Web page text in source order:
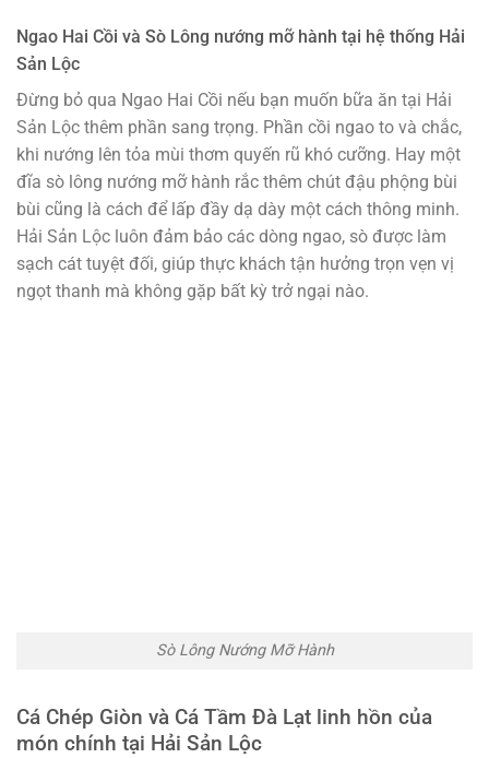
Ngao Hai Cồi và Sò Lông nướng mỡ hành tại hệ thống Hải
Sản Lộc
Đừng bỏ qua Ngao Hai Cồi nếu bạn muốn bữa ăn tại Hải
Sản Lộc thêm phần sang trọng. Phần cồi ngao to và chắc,
khi nướng lên tỏa mùi thơm quyến rũ khó cưỡng. Hay một
đĩa sò lông nướng mỡ hành rắc thêm chút đậu phộng bùi
bùi cũng là cách để lấp đầy dạ dày một cách thông minh.
Hải Sản Lộc luôn đảm bảo các dòng ngao, sò được làm
sạch cát tuyệt đối, giúp thực khách tận hưởng trọn vẹn vị
ngọt thanh mà không gặp bất kỳ trở ngại nào.
Sò Lông Nướng Mỡ Hành
Cá Chép Giòn và Cá Tầm Đà Lạt linh hồn của
món chính tại Hải Sản Lộc